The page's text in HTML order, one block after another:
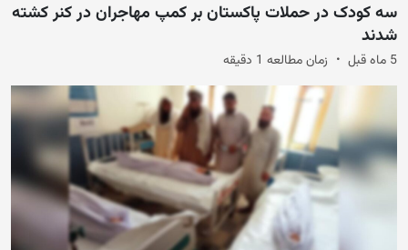
سه کودک در حملات پاکستان بر کمپ مهاجران در کنر کشته
شدند
5 ماه قبل زمان مطالعه 1 دقیقه